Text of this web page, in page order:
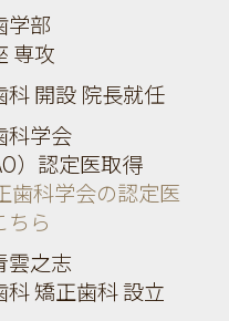
学部
専攻
開設 院長就任
科学会
）認定医取得
歯科学会の認定医
ちら
雲之志
矯正歯科 設立